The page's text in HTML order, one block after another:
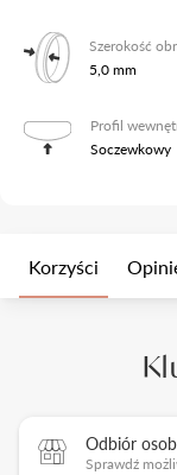
żółte złoto|
Szerokość
5,0 mm
Profil
Soczewkowy
Korzyści
Odbiór
Sprawdź